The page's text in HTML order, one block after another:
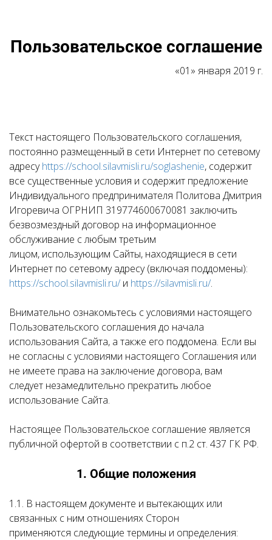
Пользовательское соглашение
«01» января 2019 г.
Текст настоящего Пользовательского соглашения‚
постоянно размещенный в сети Интернет по сетевому
адресуhttps://school.silavmisli.ru/soglashenie, содержит
все существенные условия и содержит предложение
Индивидуального предпринимателя Политова Дмитрия
Игоревича ОГРНИП 319774600670081 заключить
безвозмездный договор на информационное
обслуживание с любым третьим
лицом, использующим Сайты, находящиеся в сети
Интернет по сетевому адресу (включая поддомены):
https://school.silavmisli.ru/ и https://silavmisli.ru/.
Внимательно ознакомьтесь с условиями настоящего
Пользовательского соглашения до начала
использования Сайта, а также его поддомена. Если вы
не согласны с условиями настоящего Соглашения или
не имеете права на заключение договора, вам
следует незамедлительно прекратить любое
использование Сайта.
Настоящее Пользовательское соглашение является
публичной офертой в соответствии с п.2 ст. 437 ГК РФ.
1. Общие положения
1.1. В настоящем документе и вытекающих или
связанных с ним отношениях Сторон
применяются следующие термины и определения: